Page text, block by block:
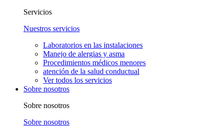
Servicios
Nuestros servicios
Laboratorios en las instalaciones
Manejo de alergias y asma
Procedimientos médicos menores
atención de la salud conductual
Ver todos los servicios
Sobre nosotros
Sobre nosotros
Sobre nosotros